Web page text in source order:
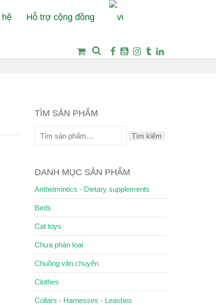
hệ Hỗ trợ cộng đồng
Dụng cụ tắm & làm đẹp Lược chải lông dày
TÌM SẢN PHẨM
Tìm kiếm
DANH MỤC SẢN PHẨM
Anthelmintics - Dietary supplements
Beds
Cat toys
Chưa phân loại
Chuồng vận chuyển
Clothes
Collars - Harnesses - Leashes